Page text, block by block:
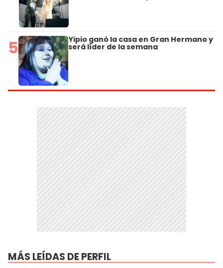
5 Yipio ganó la casa en Gran Hermano y
será líder de la semana
MÁS LEÍDAS DE PERFIL